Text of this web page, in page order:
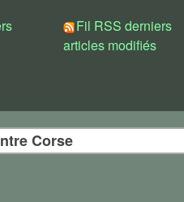
Fil RSS derniers
articles modifiés
Corse